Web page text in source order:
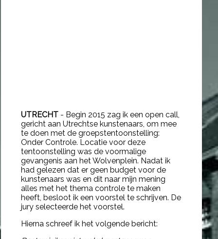
UTRECHT - Begin 2015 zag ik een open call,
gericht aan Utrechtse kunstenaars, om mee
te doen met de groepstentoonstelling:
Onder Controle. Locatie voor deze
tentoonstelling was de voormalige
gevangenis aan het Wolvenplein. Nadat ik
had gelezen dat er geen budget voor de
kunstenaars was en dit naar mijn mening
alles met het thema controle te maken
heeft, besloot ik een voorstel te schrijven. De
jury selecteerde het voorstel.
Hierna schreef ik het volgende bericht: